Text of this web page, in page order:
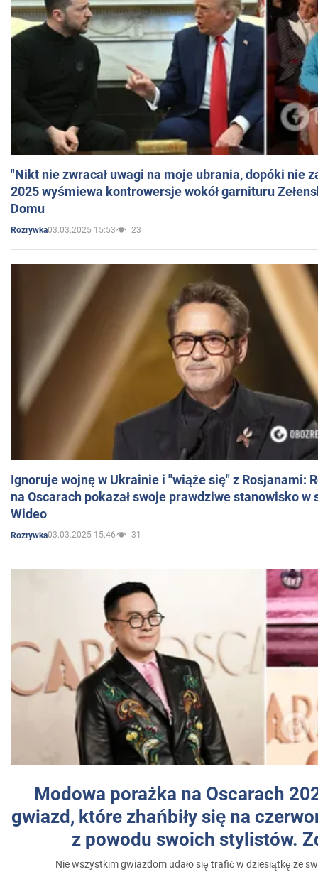
"Nikt nie zwracał uwagi na moje ubrania, dopóki nie
2025 wyśmiewa kontrowersje wokół garnituru
Domu
Rozrywka03.03.2025 15:53 23
Ignoruje wojnę w Ukrainie i "wiąże się" z Rosjanami:
na Oscarach pokazał swoje prawdziwe stanowisko w
Wideo
Rozrywka03.03.2025 15:46 31
Modowa porażka na Oscarach
gwiazd, które zhańbiły się na
z powodu swoich stylistów.
Nie wszystkim gwiazdom udało się trafić w dziesiątkę ze